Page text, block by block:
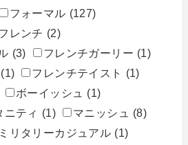
フォーマル (127)
レンチ (2)
(3) フレンチガーリー (1)
(1) フレンチテイスト
(1)
ボーイッシュ
(1)
ニティ (1) マニッシュ
(8)
ミリタリーカジュアル (1)